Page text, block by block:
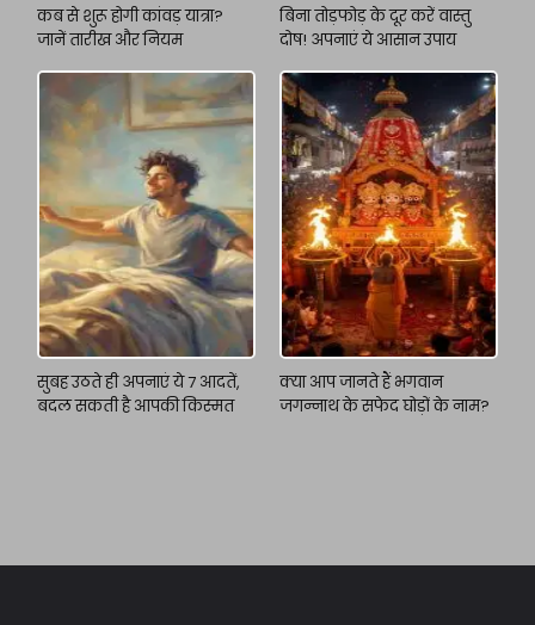
कब से शुरू होगी कांवड़ यात्रा?
जानें तारीख और नियम
बिना तोड़फोड़ के दूर करें वास्तु
दोष! अपनाएं ये आसान उपाय
सुबह उठते ही अपनाएं ये 7 आदतें,
बदल सकती है आपकी किस्मत
क्या आप जानते हैं भगवान
जगन्नाथ के सफेद घोड़ों के नाम?